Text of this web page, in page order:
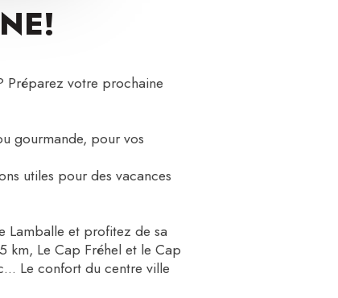
Préparez votre prochaine
gourmande, pour vos
utiles pour des vacances
Lamballe et profitez de sa
km, Le Cap Fréhel et le Cap
Le confort du centre ville